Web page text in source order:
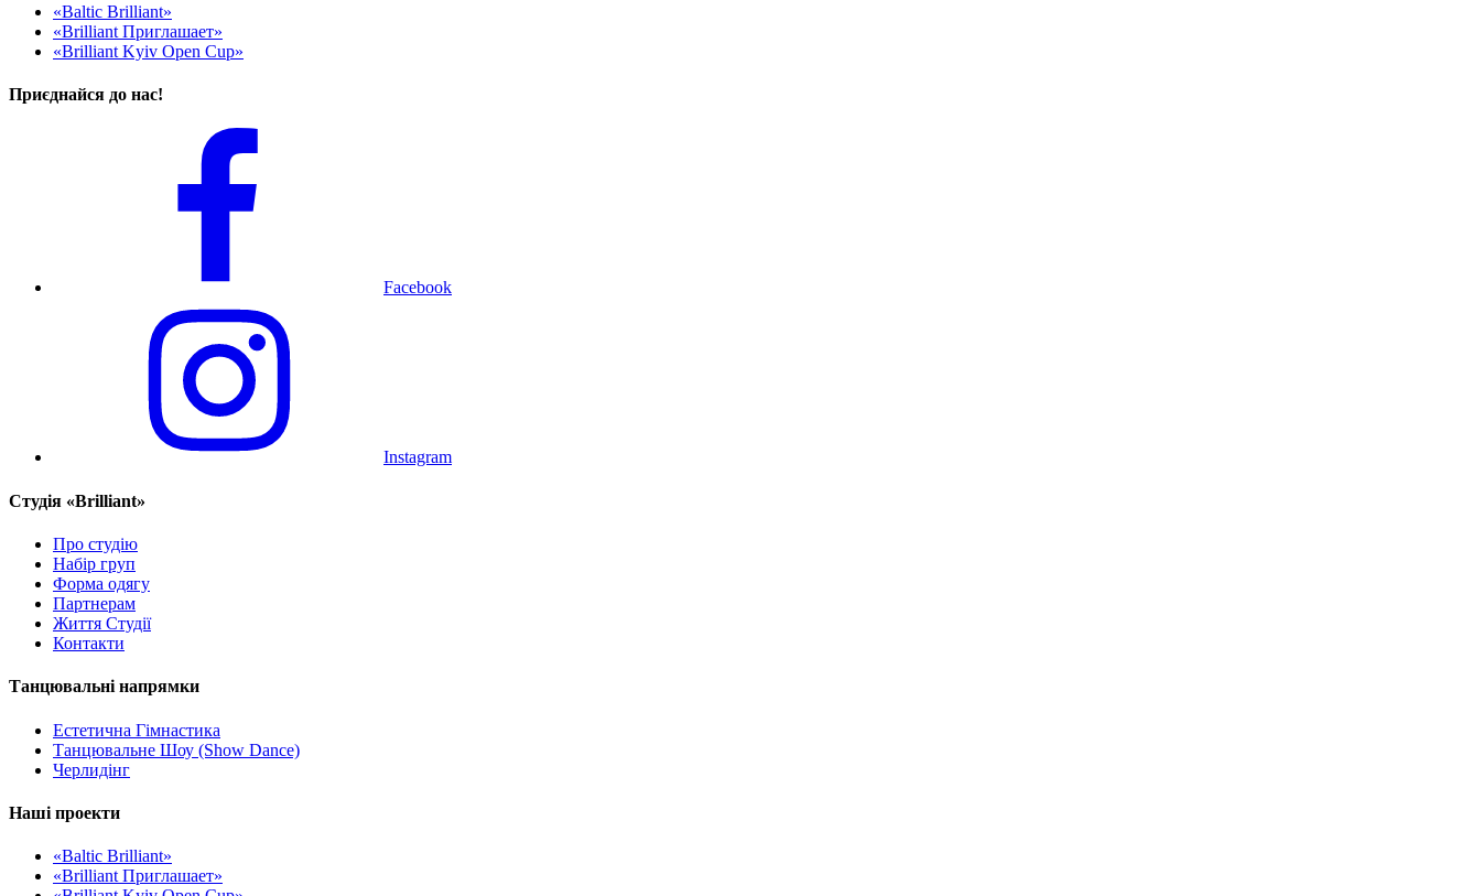
«Baltic Brilliant»
«Brilliant Приглашает»
«Brilliant Kyiv Open Cup»
Приєднайся до нас!
Facebook
Instagram
Cтудія «Brilliant»
Про студію
Набір груп
Форма одягу
Партнерам
Життя Студії
Контакти
Танцювальні напрямки
Естетична Гімнастика
Танцювальне Шоу (Show Dance)
Черлидінг
Наші проекти
«Baltic Brilliant»
«Brilliant Приглашает»